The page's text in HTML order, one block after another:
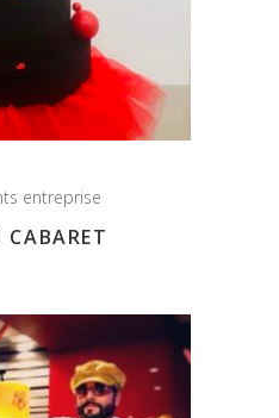
entreprise
CABARET